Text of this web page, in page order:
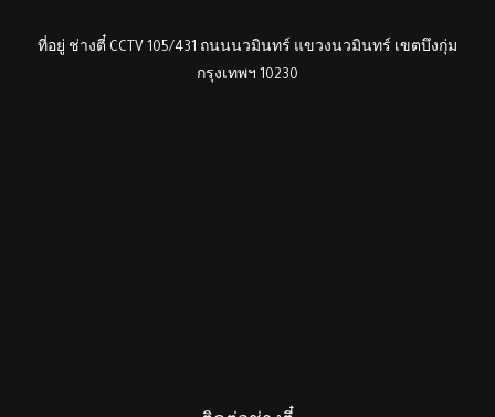
ที่อยู่ ช่างตี๋ CCTV 105/431 ถนนนวมินทร์ แขวงนวมินทร์ เขตบึงกุ่ม
กรุงเทพฯ 10230